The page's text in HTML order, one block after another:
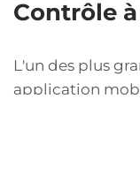
Contrôle
L'un des plus
application